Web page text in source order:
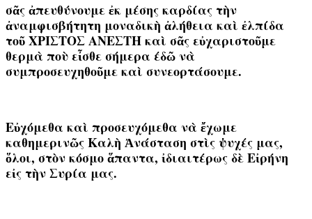
σᾶς ἀπευθύνουμε ἐκ μέσης καρδίας τὴν
ἀναμφισβήτητη μοναδικὴ ἀλήθεια καὶ ἐλπίδα
τοῦ ΧΡΙΣΤΟΣ ΑΝΕΣΤΗ καὶ σᾶς εὐχαριστοῦμε
θερμὰ ποὺ εἶσθε σήμερα έδῶ νὰ
συμπροσευχηθοῦμε καὶ συνεορτάσουμε.
Εὐχόμεθα καὶ προσευχόμεθα νὰ ἔχωμε
καθημερινῶς Καλὴ Ἀνάσταση στὶς ψυχές μας,
ὅλοι, στὸν κόσμο ἅπαντα, ἰδιαιτέρως δὲ Εἰρήνη
εἰς τὴν Συρία μας.